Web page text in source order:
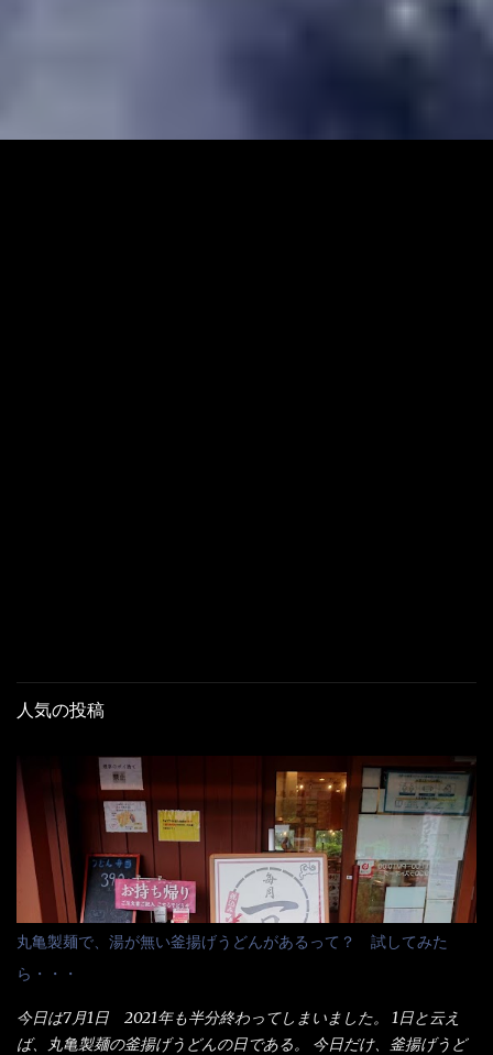
人気の投稿
丸亀製麺で、湯が無い釜揚げうどんがあるって？ 試してみた
ら・・・
今日は7月1日 2021年も半分終わってしまいました。 1日と云え
ば、丸亀製麺の釜揚げうどんの日である。 今日だけ、釜揚げうど